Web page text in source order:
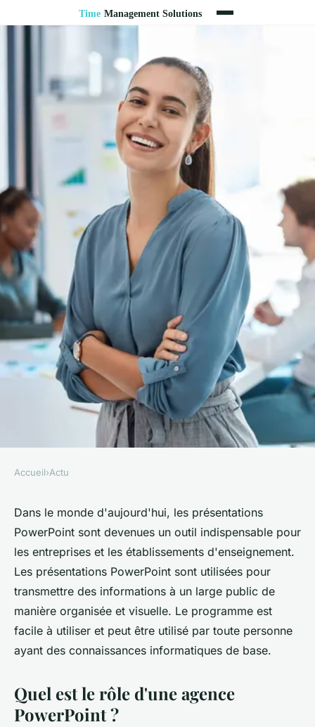
PowerPoint : l'assistant
indispensable pour créer de
superbes présentations
henriette•7 octobre 2023•3 min de lecture
Accueil›Actu
Dans le monde d'aujourd'hui, les présentations
PowerPoint sont devenues un outil indispensable pour
les entreprises et les établissements d'enseignement.
Les présentations PowerPoint sont utilisées pour
transmettre des informations à un large public de
manière organisée et visuelle. Le programme est
facile à utiliser et peut être utilisé par toute personne
ayant des connaissances informatiques de base.
Quel est le rôle d'une agence
PowerPoint ?